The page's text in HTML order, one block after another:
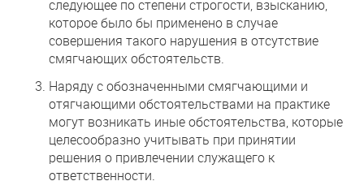
следующее по степени строгости, взысканию,
которое было бы применено в случае
совершения такого нарушения в отсутствие
смягчающих обстоятельств.
Наряду с обозначенными смягчающими и
отягчающими обстоятельствами на практике
могут возникать иные обстоятельства, которые
целесообразно учитывать при принятии
решения о привлечении служащего к
ответственности.